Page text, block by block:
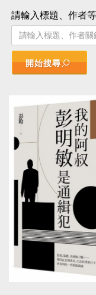
勇氣不該被遺
須認識的重要
門田隆將
縣，中央大學
家，撰寫主題
法、體育新聞
的日本影武者
七平賞」。
奮鬥：本村
渦的日記》、
將近40本書
本影武者根本
3300個日子
廠員工奮戰
台灣版序 要
漏此一事件─
八事件。 日本
長達半世紀的
的，換成了中
領的國民黨政
請輸入標題、作者
開始搜尋